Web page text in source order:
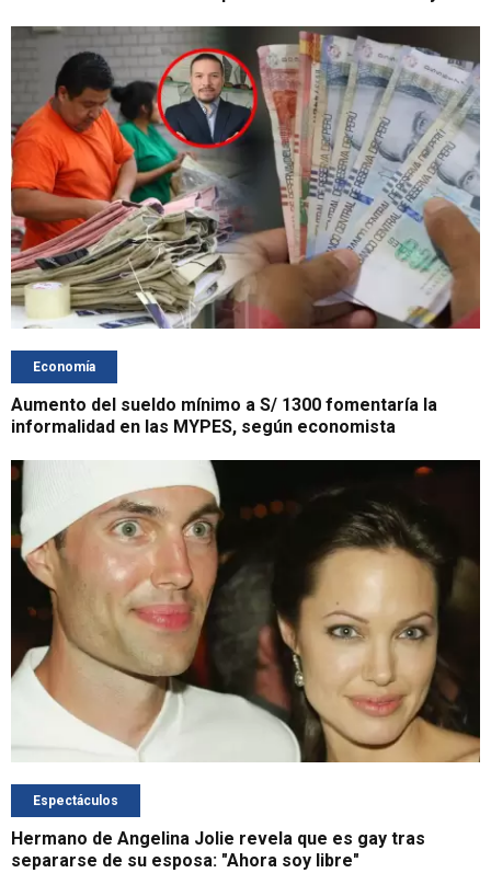
Economía
Aumento del sueldo mínimo a S/ 1300 fomentaría la
informalidad en las MYPES, según economista
Espectáculos
Hermano de Angelina Jolie revela que es gay tras
separarse de su esposa: "Ahora soy libre"